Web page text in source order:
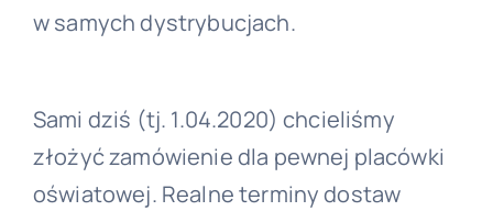
w samych dystrybucjach.
Sami dziś (tj. 1.04.2020) chcieliśmy
złożyć zamówienie dla pewnej placówki
oświatowej. Realne terminy dostaw